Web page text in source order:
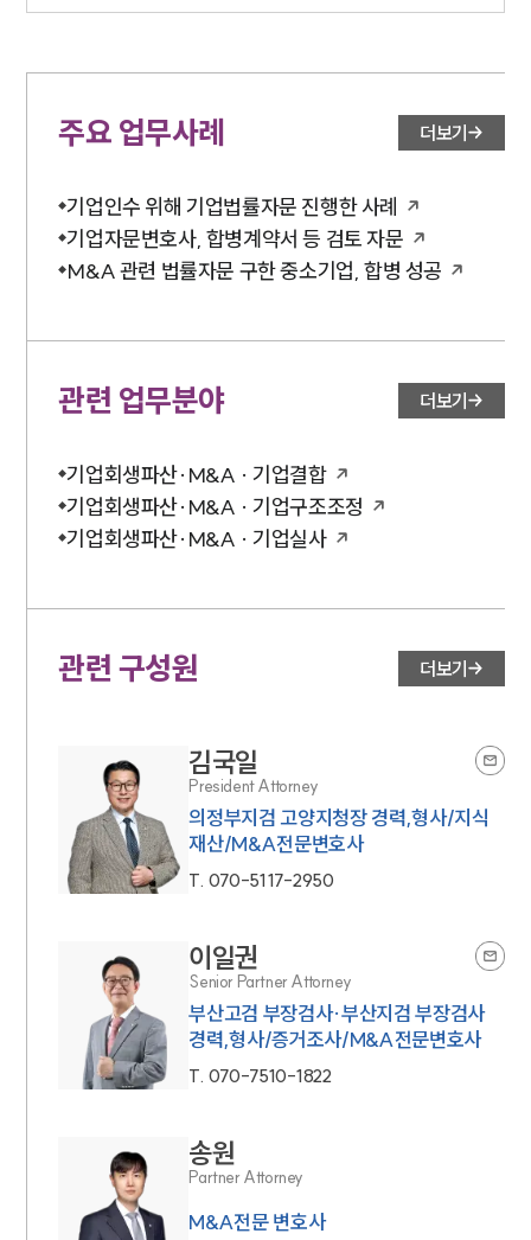
인재채용
만화로 보는 사례
주요 업무사례 더보기
기업인수 위해 기업법률자문 진행한 사례
기업자문변호사, 합병계약서 등 검토 자문
M&A 관련 법률자문 구한 중소기업, 합병 성공
관련 업무분야 더보기
기업회생파산·M&A · 기업결합
기업회생파산·M&A · 기업구조조정
기업회생파산·M&A · 기업실사
관련 구성원 더보기
김국일
President Attorney
의정부지검 고양지청장 경력,형사/지식
재산/M&A전문변호사
T. 070-5117-2950
이일권
Senior Partner Attorney
부산고검 부장검사·부산지검 부장검사
경력,형사/증거조사/M&A전문변호사
T. 070-7510-1822
송원
Partner Attorney
M&A전문 변호사